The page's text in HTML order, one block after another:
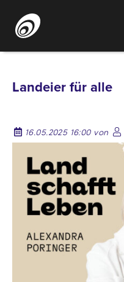
InhaltLandeier für alle
16.05.2025 16:00 von